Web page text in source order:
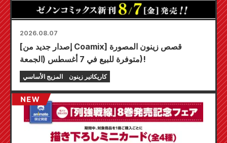
2026.08.07
[إصدار جديد من Coamix] قصص زينون المصورة
متوفرة للبيع في 7 أغسطس (الجمعة)!
المزيج الأساسي كاريكاتير زينون